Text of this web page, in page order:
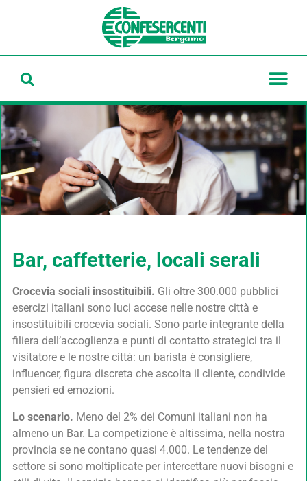
Bar, caffetterie, locali serali
Crocevia sociali insostituibili. Gli oltre 300.000 pubblici
esercizi italiani sono luci accese nelle nostre città e
insostituibili crocevia sociali. Sono parte integrante della
filiera dell’accoglienza e punti di contatto strategici tra il
visitatore e le nostre città: un barista è consigliere,
influencer, figura discreta che ascolta il cliente, condivide
pensieri ed emozioni.
Lo scenario. Meno del 2% dei Comuni italiani non ha
almeno un Bar. La competizione è altissima, nella nostra
provincia se ne contano quasi 4.000. Le tendenze del
settore si sono moltiplicate per intercettare nuovi bisogni e